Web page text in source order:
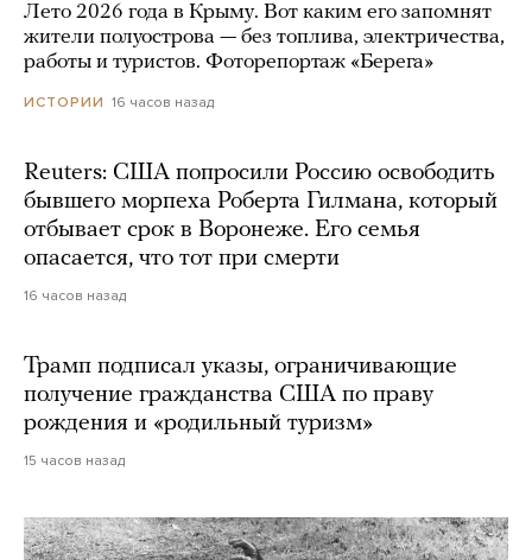
Лето 2026 года в Крыму. Вот каким его запомнят
жители полуострова — без топлива, электричества,
работы и туристов. Фоторепортаж «Берега»
ИСТОРИИ 16 часов назад
Reuters: США попросили Россию освободить
бывшего морпеха Роберта Гилмана, который
отбывает срок в Воронеже. Его семья
опасается, что тот при смерти
16 часов назад
Трамп подписал указы, ограничивающие
получение гражданства США по праву
рождения и «родильный туризм»
15 часов назад